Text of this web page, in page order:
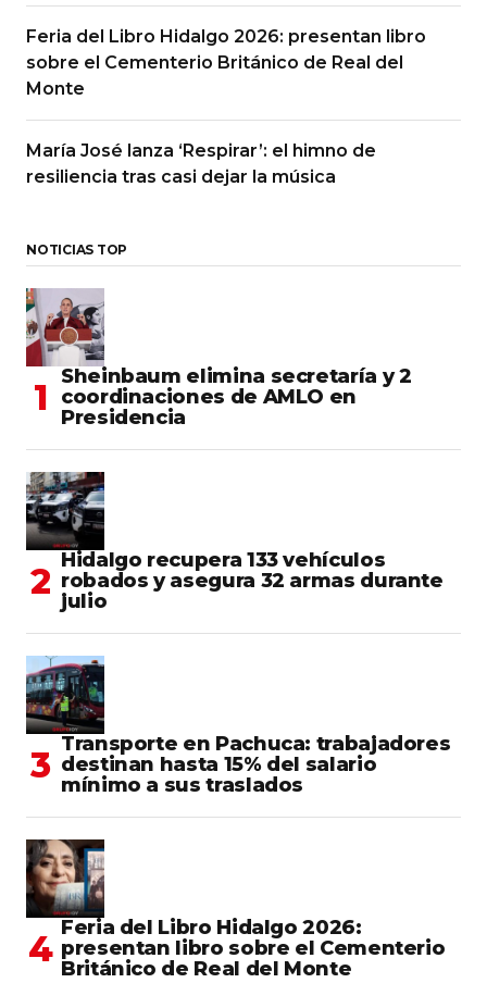
Feria del Libro Hidalgo 2026: presentan libro
sobre el Cementerio Británico de Real del
Monte
María José lanza ‘Respirar’: el himno de
resiliencia tras casi dejar la música
NOTICIAS TOP
Sheinbaum elimina secretaría y 2
coordinaciones de AMLO en
Presidencia
Hidalgo recupera 133 vehículos
robados y asegura 32 armas durante
julio
Transporte en Pachuca: trabajadores
destinan hasta 15% del salario
mínimo a sus traslados
Feria del Libro Hidalgo 2026:
presentan libro sobre el Cementerio
Británico de Real del Monte